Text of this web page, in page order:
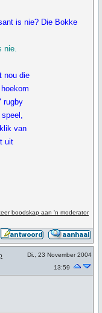
is nie? Die Bokke
nie.
nou die
rugby
van
uit
boodskap aan 'n moderator
Di., 23 November 2004
13:59